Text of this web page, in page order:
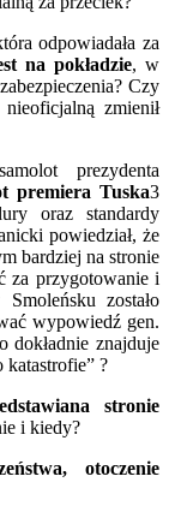
odpowiadała za
na pokładzie, w
Czy
zmienił
prezydenta
premiera Tuska3
oraz standardy
powiedział, że
bardziej na stronie
za przygotowanie i
zostało
wypowiedź gen.
znajduje
katastrofie” ?
stronie
i kiedy?
otoczenie